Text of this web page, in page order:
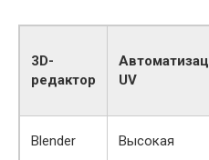
3D-
редактор
UV
Blender Высокая